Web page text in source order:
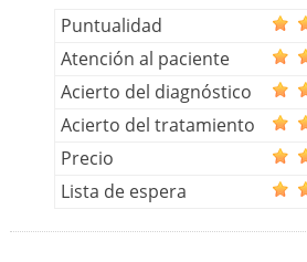
Puntualidad
Atención al paciente
Acierto del diagnóstico
Acierto del tratamiento
Precio
Lista de espera